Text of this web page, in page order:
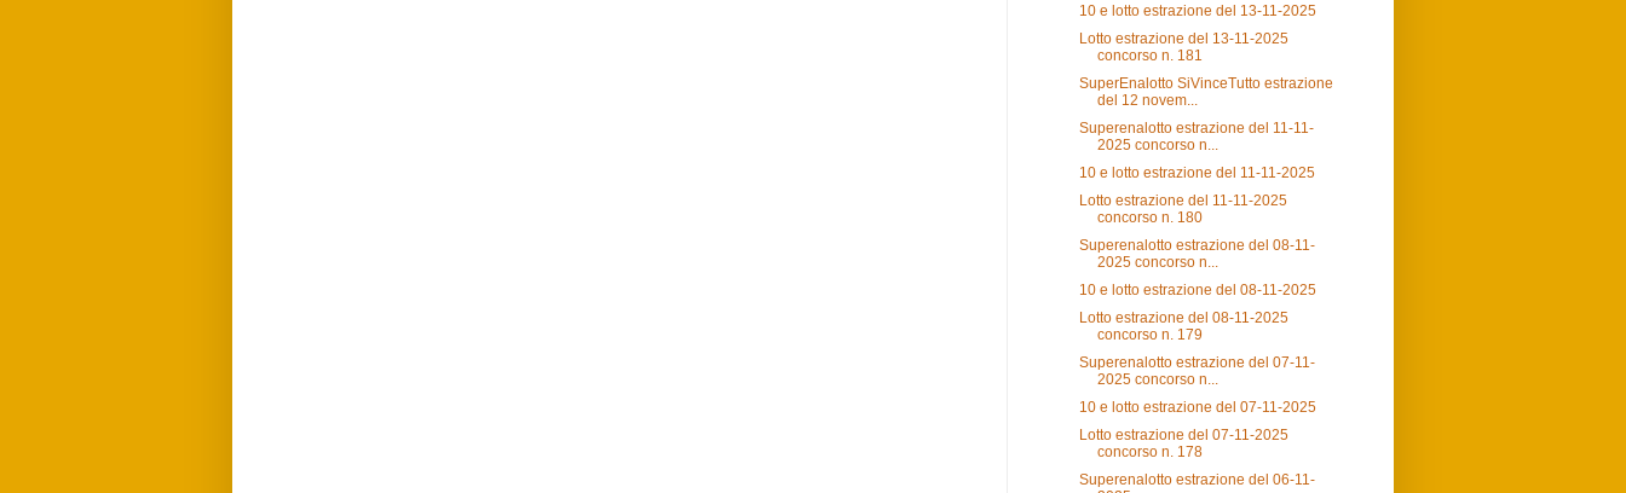
10 e lotto estrazione del 13-11-2025
Lotto estrazione del 13-11-2025
concorso n. 181
SuperEnalotto SiVinceTutto estrazione
del 12 novem...
Superenalotto estrazione del 11-11-
2025 concorso n...
10 e lotto estrazione del 11-11-2025
Lotto estrazione del 11-11-2025
concorso n. 180
Superenalotto estrazione del 08-11-
2025 concorso n...
10 e lotto estrazione del 08-11-2025
Lotto estrazione del 08-11-2025
concorso n. 179
Superenalotto estrazione del 07-11-
2025 concorso n...
10 e lotto estrazione del 07-11-2025
Lotto estrazione del 07-11-2025
concorso n. 178
Superenalotto estrazione del 06-11-